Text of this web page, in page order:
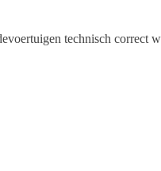
technisch correct